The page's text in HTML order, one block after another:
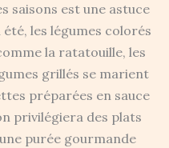
saisons est une astuce
les légumes colorés
la ratatouille, les
grillés se marient
préparées en sauce
privilégiera des plats
purée gourmande